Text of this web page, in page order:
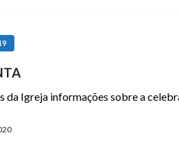
da Igreja informações sobre a